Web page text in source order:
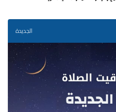
الجديدة